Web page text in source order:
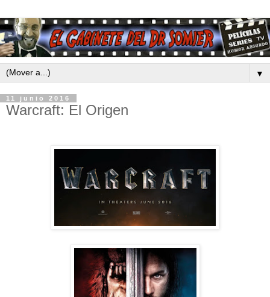
▼
11 junio 2016
Warcraft: El Origen